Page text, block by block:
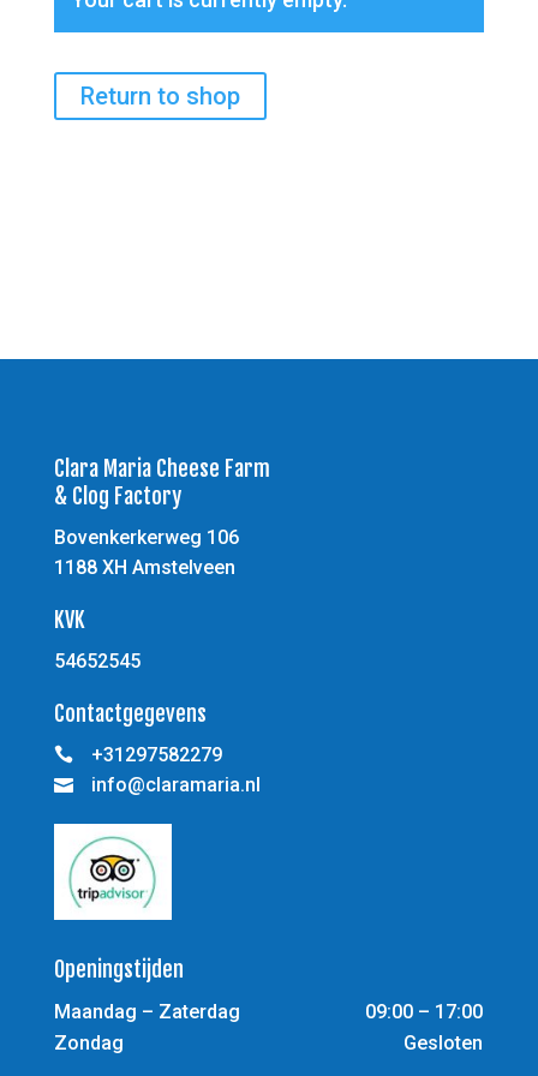
Return to shop
Clara Maria Cheese Farm
& Clog Factory
Bovenkerkerweg 106
1188 XH Amstelveen
KVK
54652545
Contactgegevens
 +31297582279
 info@claramaria.nl
Openingstijden
Maandag – Zaterdag
09:00 – 17:00
Zondag
Gesloten